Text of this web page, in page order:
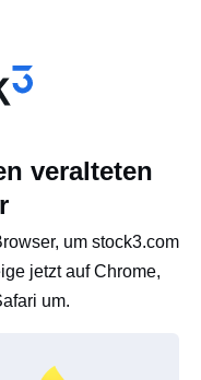
veralteten
um stock3.com
jetzt auf Chrome,
um.